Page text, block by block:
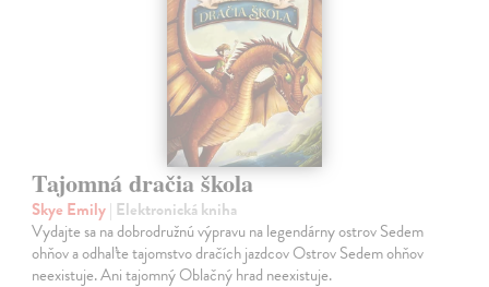
Tajomná dračia škola
Skye Emily| Elektronická kniha
Vydajte sa na dobrodružnú výpravu na legendárny ostrov Sedem
ohňov a odhaľte tajomstvo dračích jazdcov Ostrov Sedem ohňov
neexistuje. Ani tajomný Oblačný hrad neexistuje.